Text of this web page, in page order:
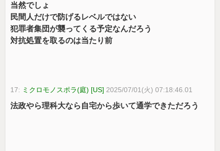
当然でしょ
民間人だけで防げるレベルではない
犯罪者集団が襲ってくる予定なんだろう
対抗処置を取るのは当たり前
17: ミクロモノスポラ(庭) [US] 2025/07/01(火) 07:18:46.01
法政やら理科大なら自宅から歩いて通学できただろう